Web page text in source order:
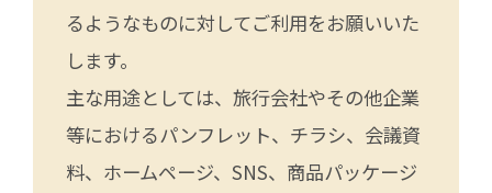
るようなものに対してご利用をお願いいた
します。
主な用途としては、旅行会社やその他企業
等におけるパンフレット、チラシ、会議資
料、ホームページ、SNS、商品パッケージ